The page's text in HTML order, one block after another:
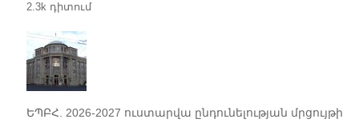
2.3k դիտում
ԵՊԲՀ. 2026-2027 ուստարվա ընդունելության մրցույթի